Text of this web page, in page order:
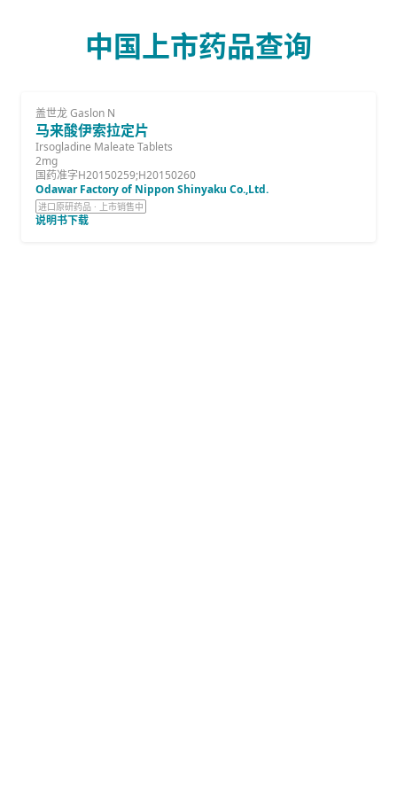
中国上市药品查询
盖世龙 Gaslon N
马来酸伊索拉定片
Irsogladine Maleate Tablets
2mg
国药准字H20150259;H20150260
Odawar Factory of Nippon Shinyaku Co.,Ltd.
进口原研药品 · 上市销售中
说明书下载